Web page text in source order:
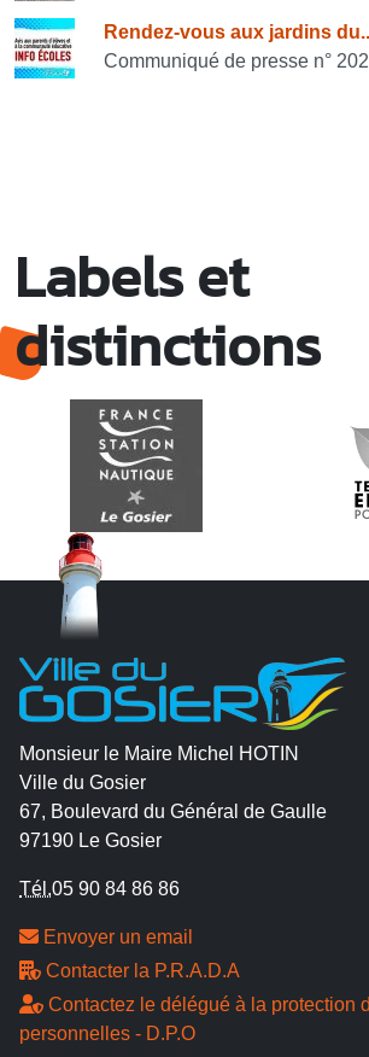
Rendez-vous aux jardins
Communiqué de presse n°
Labels et
distinctions
Monsieur le Maire Michel HOTIN
Ville du Gosier
67, Boulevard du Général de Gaulle
97190 Le Gosier
Tél.05 90 84 86 86
Envoyer un email
Contacter la P.R.A.D.A
Contactez le délégué à la protection
personnelles - D.P.O